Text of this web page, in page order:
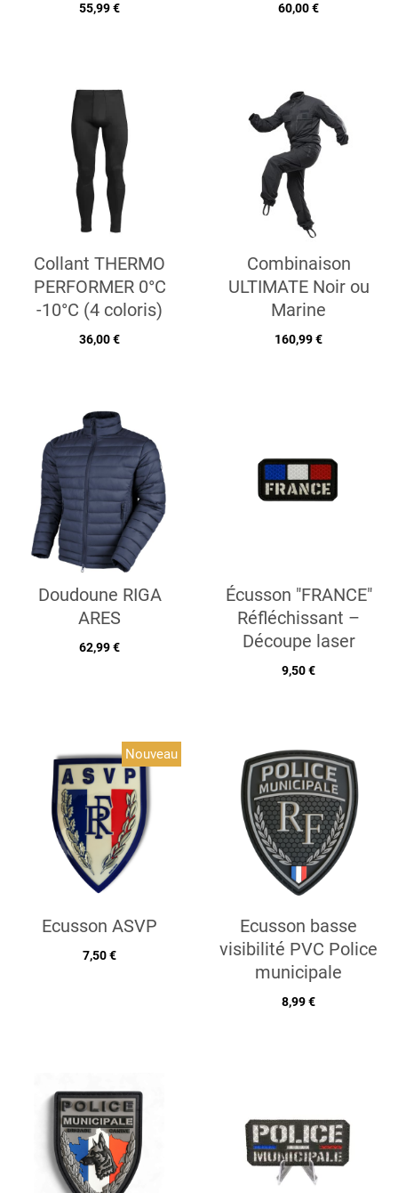
55,99 € 60,00 €
Collant THERMO
PERFORMER 0°C
-10°C (4 coloris)
36,00 €
Combinaison
ULTIMATE Noir ou
Marine
160,99 €
Doudoune RIGA
ARES
62,99 €
Écusson "FRANCE"
Réfléchissant –
Découpe laser
9,50 €
Nouveau
Ecusson ASVP
7,50 €
Ecusson basse
visibilité PVC Police
municipale
8,99 €